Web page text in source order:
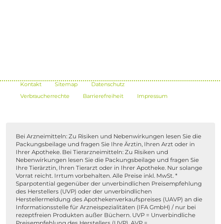
Kontakt Sitemap
Datenschutz
Verbraucherrechte
Barrierefreiheit Impressum
Bei Arzneimitteln: Zu Risiken und Nebenwirkungen lesen Sie die
Packungsbeilage und fragen Sie Ihre Ärztin, Ihren Arzt oder in
Ihrer Apotheke. Bei Tierarzneimitteln: Zu Risiken und
Nebenwirkungen lesen Sie die Packungsbeilage und fragen Sie
Ihre Tierärztin, Ihren Tierarzt oder in Ihrer Apotheke. Nur solange
Vorrat reicht. Irrtum vorbehalten. Alle Preise inkl. MwSt. *
Sparpotential gegenüber der unverbindlichen Preisempfehlung
des Herstellers (UVP) oder der unverbindlichen
Herstellermeldung des Apothekenverkaufspreises (UAVP) an die
Informationsstelle für Arzneispezialitäten (IFA GmbH) / nur bei
rezeptfreien Produkten außer Büchern. UVP = Unverbindliche